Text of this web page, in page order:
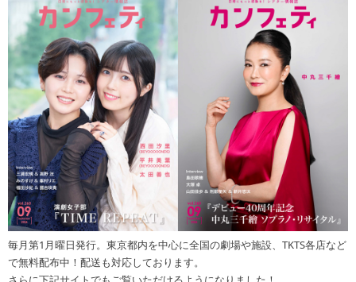
毎月第1月曜日発行。東京都内を中心に全国の劇場や施設、TKTS各店など
で無料配布中！配送も対応しております。